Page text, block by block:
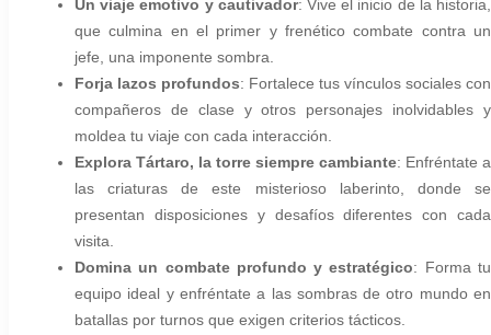
Un viaje emotivo y cautivador: Vive el inicio de la historia,
que culmina en el primer y frenético combate contra un
jefe, una imponente sombra.
Forja lazos profundos: Fortalece tus vínculos sociales con
compañeros de clase y otros personajes inolvidables y
moldea tu viaje con cada interacción.
Explora Tártaro, la torre siempre cambiante: Enfréntate a
las criaturas de este misterioso laberinto, donde se
presentan disposiciones y desafíos diferentes con cada
visita.
Domina un combate profundo y estratégico: Forma tu
equipo ideal y enfréntate a las sombras de otro mundo en
batallas por turnos que exigen criterios tácticos.